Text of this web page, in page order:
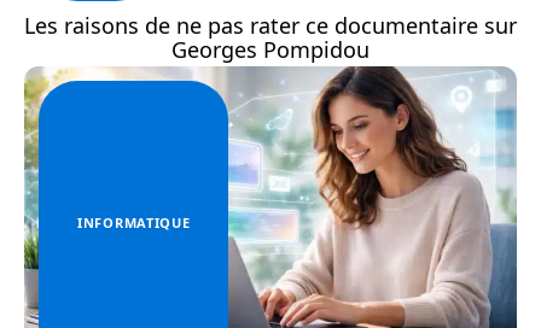
Les raisons de ne pas rater ce documentaire sur
Georges Pompidou
INFORMATIQUE